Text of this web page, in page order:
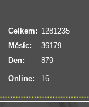
Online: 16
Celkem: 1281235
Měsíc:
36179
Den:
879